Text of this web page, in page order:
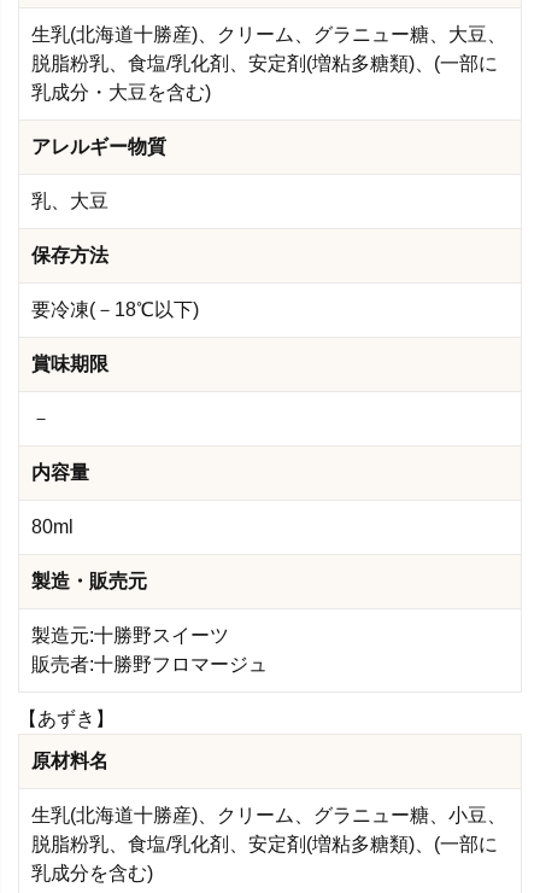
生乳(北海道十勝産)、クリーム、グラニュー糖、大豆、
脱脂粉乳、食塩/乳化剤、安定剤(増粘多糖類)、(一部に
乳成分・大豆を含む)
アレルギー物質
乳、大豆
保存方法
要冷凍(－18℃以下)
賞味期限
－
内容量
80ml
製造・販売元
製造元:十勝野スイーツ
販売者:十勝野フロマージュ
【あずき】
原材料名
生乳(北海道十勝産)、クリーム、グラニュー糖、小豆、
脱脂粉乳、食塩/乳化剤、安定剤(増粘多糖類)、(一部に
乳成分を含む)